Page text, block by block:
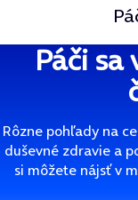
Páči sa
Rôzne pohľady na
duševné zdravie a
si môžete nájsť v